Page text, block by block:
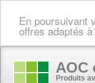
En poursuivant
offres adaptés
AOC
Produits